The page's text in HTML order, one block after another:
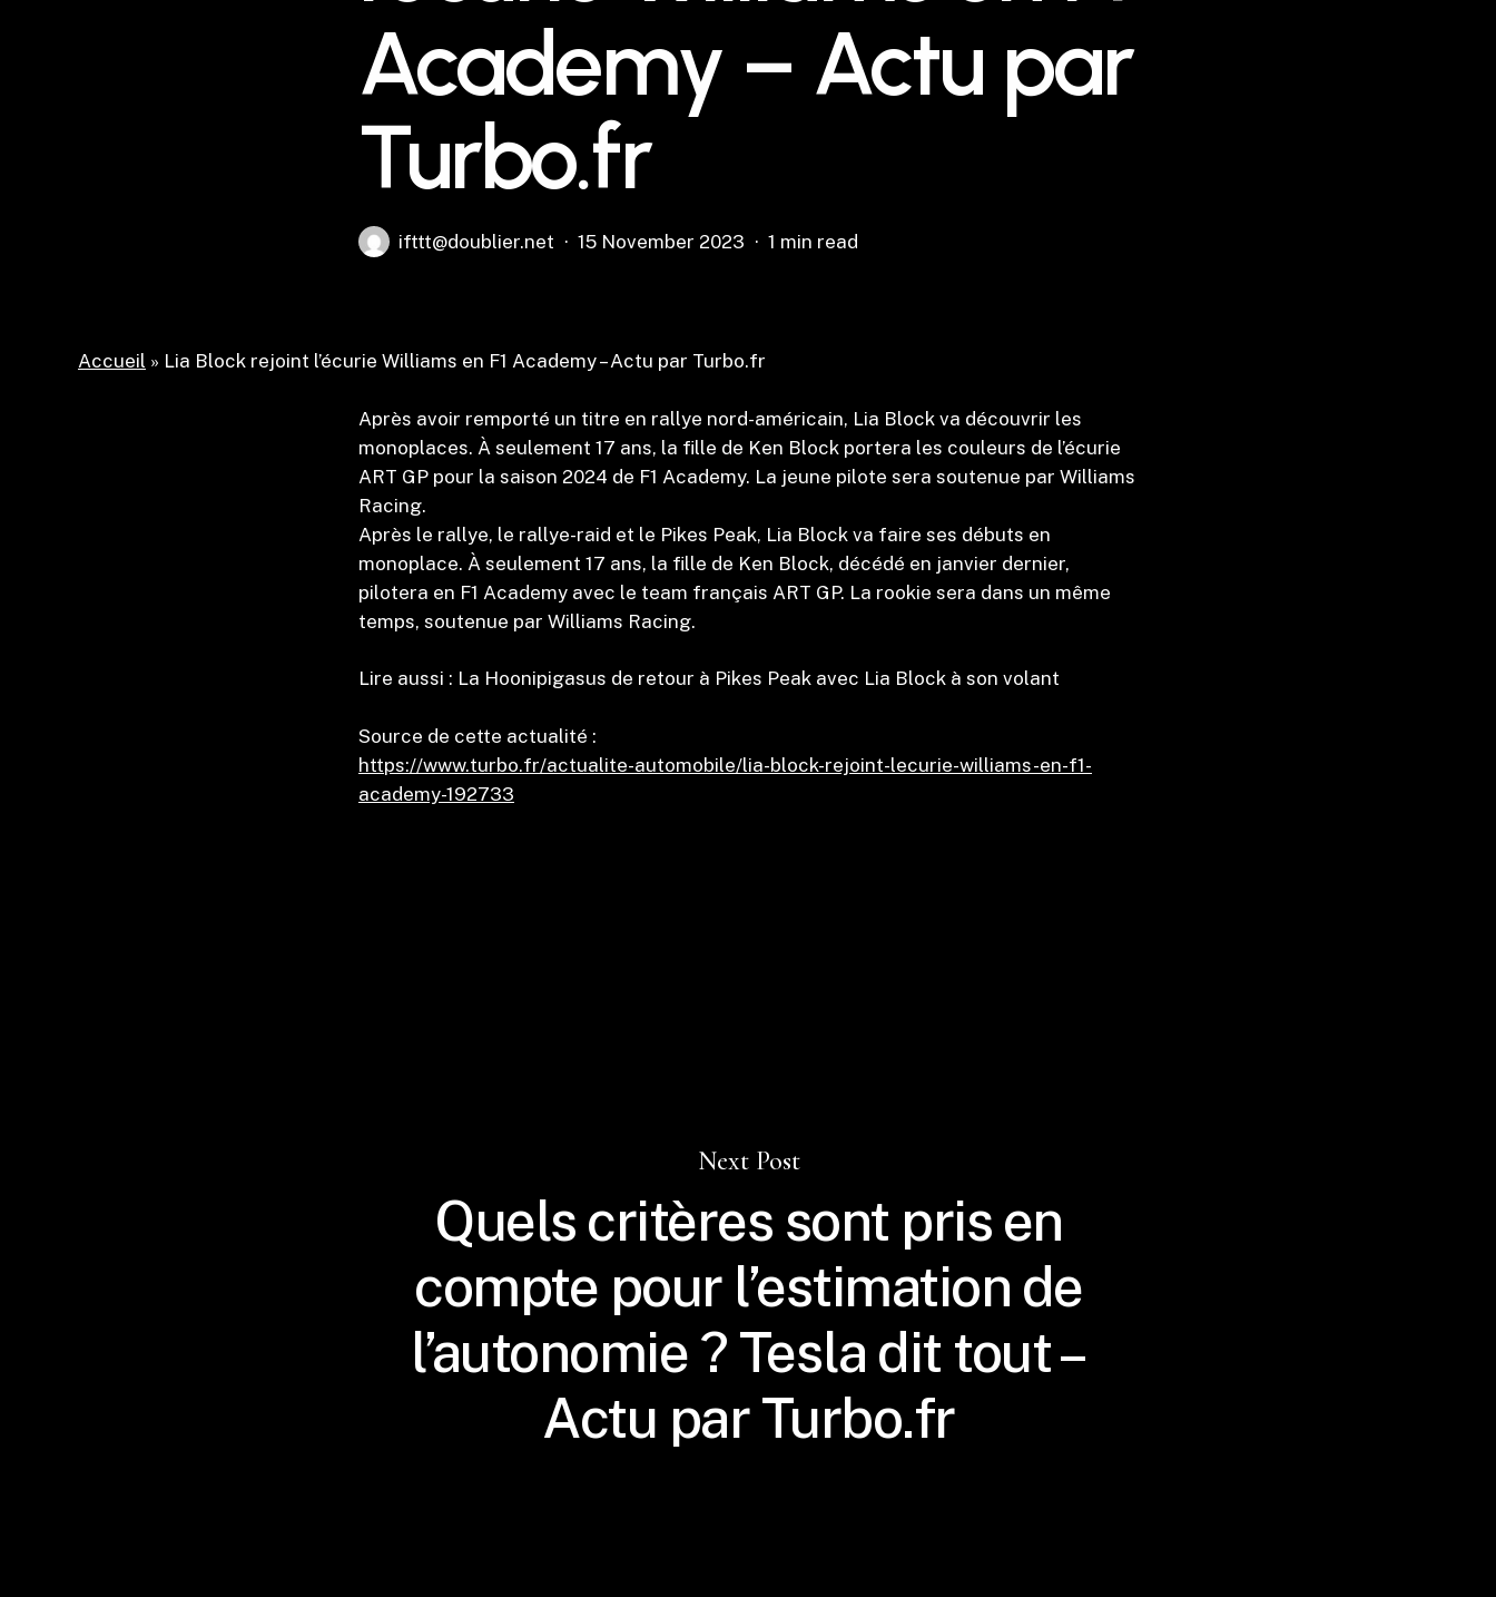
Academy – Actu par
Turbo.fr
ifttt@doublier.net 15 November 2023 1 min read
Accueil » Lia Block rejoint l’écurie Williams en F1 Academy – Actu par Turbo.fr
Après avoir remporté un titre en rallye nord-américain, Lia Block va découvrir les
monoplaces. À seulement 17 ans, la fille de Ken Block portera les couleurs de l’écurie
ART GP pour la saison 2024 de F1 Academy. La jeune pilote sera soutenue par Williams
Racing.
Après le rallye, le rallye-raid et le Pikes Peak, Lia Block va faire ses débuts en
monoplace. À seulement 17 ans, la fille de Ken Block, décédé en janvier dernier,
pilotera en F1 Academy avec le team français ART GP. La rookie sera dans un même
temps, soutenue par Williams Racing.
Lire aussi : La Hoonipigasus de retour à Pikes Peak avec Lia Block à son volant
Source de cette actualité :
https://www.turbo.fr/actualite-automobile/lia-block-rejoint-lecurie-williams-en-f1-
academy-192733
Next Post
Quels critères sont pris en
compte pour l’estimation de
l’autonomie ? Tesla dit tout –
Actu par Turbo.fr